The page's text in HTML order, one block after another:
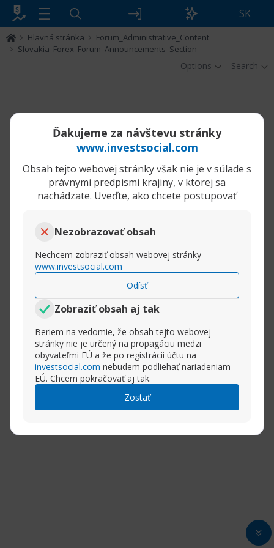
SK
Hlavná stránka
Forum_Administrative_Content
Slovakia_Forex_Forum_Announcements_Section
Options Search
Ďakujeme za návštevu stránky
www.investsocial.com
Obsah tejto webovej stránky však nie je v súlade s
právnymi predpismi krajiny, v ktorej sa
nachádzate. Uveďte, ako chcete postupovať
Nezobrazovať obsah
Nechcem zobraziť obsah webovej stránky
www.investsocial.com
Odísť
Zobraziť obsah aj tak
Beriem na vedomie, že obsah tejto webovej
stránky nie je určený na propagáciu medzi
obyvateľmi EÚ a že po registrácii účtu na
investsocial.com nebudem podliehať nariadeniam
EÚ. Chcem pokračovať aj tak.
Zostať